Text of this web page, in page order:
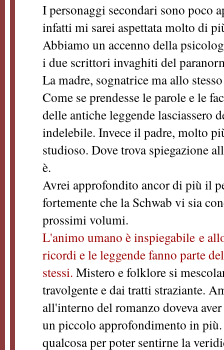
I personaggi secondari sono poco
infatti mi sarei aspettata molto di
Abbiamo un accenno della
i due scrittori invaghiti del
La madre, sognatrice ma allo
Come se prendesse le parole e le
delle antiche leggende lasciassero
indelebile. Invece il padre, molto
studioso. Dove trova spiegazione
è.
Avrei approfondito ancor di più il
fortemente che la Schwab vi sia
prossimi volumi.
L'animo umano è inspiegabile e
ricordi e le leggende fanno parte
stessi. Mistero e folklore si
travolgente e dai tratti straziante.
all'interno del romanzo doveva
un piccolo approfondimento in più.
qualcosa per poter sentirne la